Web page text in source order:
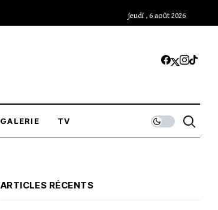
jeudi , 6 août 2026
GALERIE TV
ARTICLES RÉCENTS